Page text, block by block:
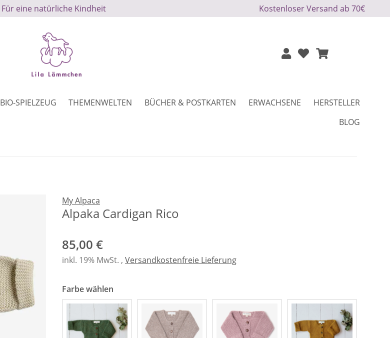
Für eine natürliche Kindheit Kostenloser Versand ab 70€
BIO-SPIELZEUG THEMENWELTEN BÜCHER & POSTKARTEN ERWACHSENE
HERSTELLER
BLOG
My Alpaca
Alpaka Cardigan Rico
85,00 €
inkl. 19% MwSt. , Versandkostenfreie Lieferung
Farbe wählen